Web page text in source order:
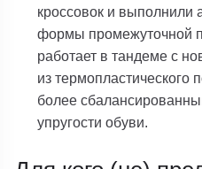
кроссовок и выполнили
формы промежуточной
работает в тандеме с
из термопластического
более
упругости обуви.